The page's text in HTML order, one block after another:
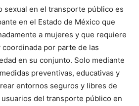
sexual en el transporte público es
en el Estado de México que
a mujeres y que requiere
por parte de las
en su conjunto. Solo mediante
preventivas, educativas y
entornos seguros y libres de
del transporte público en